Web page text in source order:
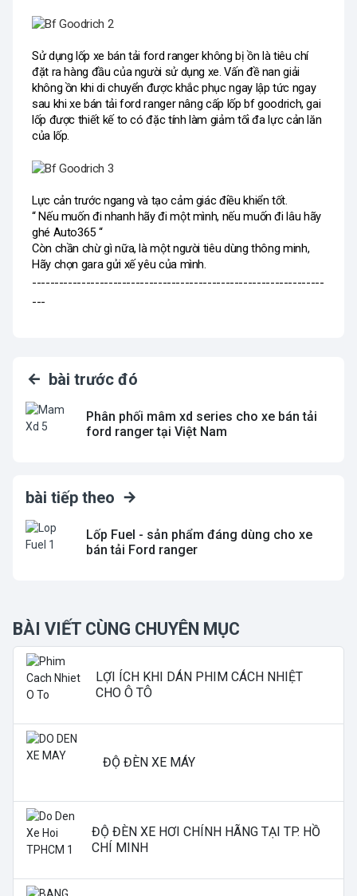
Sử dụng lốp xe bán tải ford ranger không bị ồn là tiêu chí
đặt ra hàng đầu của người sử dụng xe. Vấn đề nan giải
không ồn khi di chuyển được khắc phục ngay lập tức ngay
sau khi xe bán tải ford ranger nâng cấp lốp bf goodrich, gai
lốp được thiết kế to có đặc tính làm giảm tối đa lực cản lăn
của lốp.
Lực cản trước ngang và tạo cảm giác điều khiển tốt.
“ Nếu muốn đi nhanh hãy đi một mình, nếu muốn đi lâu hãy
ghé Auto365 “
Còn chần chừ gì nữa, là một người tiêu dùng thông minh,
Hãy chọn gara gửi xế yêu của mình.
-----------------------------------------------------------------
---
bài trước đó
Phân phối mâm xd series cho xe bán tải
ford ranger tại Việt Nam
bài tiếp theo
Lốp Fuel - sản phẩm đáng dùng cho xe
bán tải Ford ranger
BÀI VIẾT CÙNG CHUYÊN MỤC
LỢI ÍCH KHI DÁN PHIM CÁCH NHIỆT
CHO Ô TÔ
ĐỘ ĐÈN XE MÁY
ĐỘ ĐÈN XE HƠI CHÍNH HÃNG TẠI TP. HỒ
CHÍ MINH